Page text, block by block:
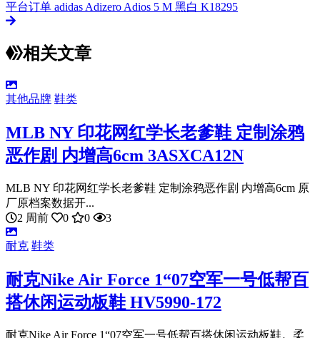
平台订单 adidas Adizero Adios 5 M 黑白 K18295
相关文章
其他品牌 鞋类
MLB NY 印花网红学长老爹鞋 定制涂鸦
恶作剧 内增高6cm 3ASXCA12N
MLB NY 印花网红学长老爹鞋 定制涂鸦恶作剧 内增高6cm 原
厂原档案数据开...
2 周前
0 0 3
耐克 鞋类
耐克Nike Air Force 1“07空军一号低帮百
搭休闲运动板鞋 HV5990-172
耐克Nike Air Force 1“07空军一号低帮百搭休闲运动板鞋。柔